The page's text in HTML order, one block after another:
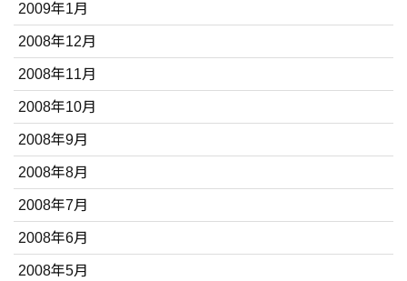
2009年1月
2008年12月
2008年11月
2008年10月
2008年9月
2008年8月
2008年7月
2008年6月
2008年5月